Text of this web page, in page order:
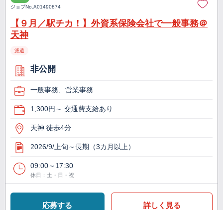
ジョブNo.A01490874
【９月／駅チカ！】外資系保険会社で一般事務＠
天神
派遣
非公開
一般事務、営業事務
1,300円～ 交通費支給あり
天神 徒歩4分
2026/9/上旬～長期（3カ月以上）
09:00～17:30
休日：土・日・祝
応募する 詳しく見る